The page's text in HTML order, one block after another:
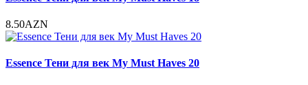
8.50AZN
Essence Тени для век My Must Haves 20